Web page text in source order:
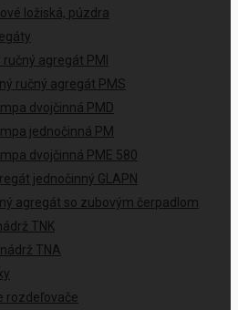
ložiská, púzdra
ručný agregát PMI
ručný agregát PMS
dvojčinná PMD
jednočinná PM
dvojčinná PME 580
jednočinný GLAPN
agregát so zubovým čerpadlom
TNK
TNA
rozdeľovače